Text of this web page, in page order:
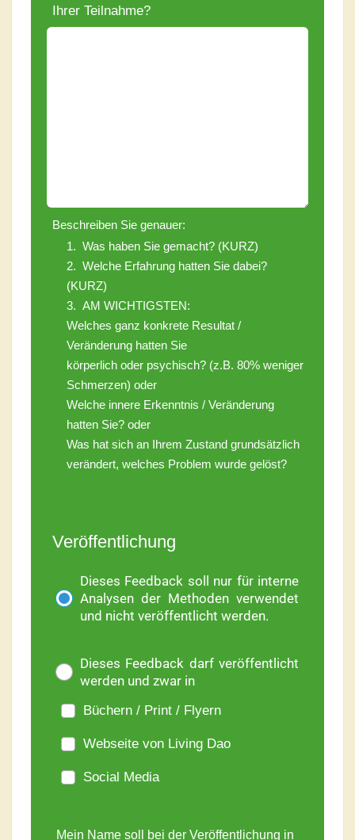
Ihrer Teilnahme?
Beschreiben Sie genauer:
1. Was haben Sie gemacht? (KURZ)
2. Welche Erfahrung hatten Sie dabei?
(KURZ)
3. AM WICHTIGSTEN:
Welches ganz konkrete Resultat /
Veränderung hatten Sie
körperlich oder psychisch? (z.B. 80% weniger
Schmerzen) oder
Welche innere Erkenntnis / Veränderung
hatten Sie? oder
Was hat sich an Ihrem Zustand grundsätzlich
verändert, welches Problem wurde gelöst?
Veröffentlichung
Dieses Feedback soll nur für interne
Analysen der Methoden verwendet
und nicht veröffentlicht werden.
Dieses Feedback darf veröffentlicht
werden und zwar in
Büchern / Print / Flyern
Webseite von Living Dao
Social Media
Mein Name soll bei der Veröffentlichung in